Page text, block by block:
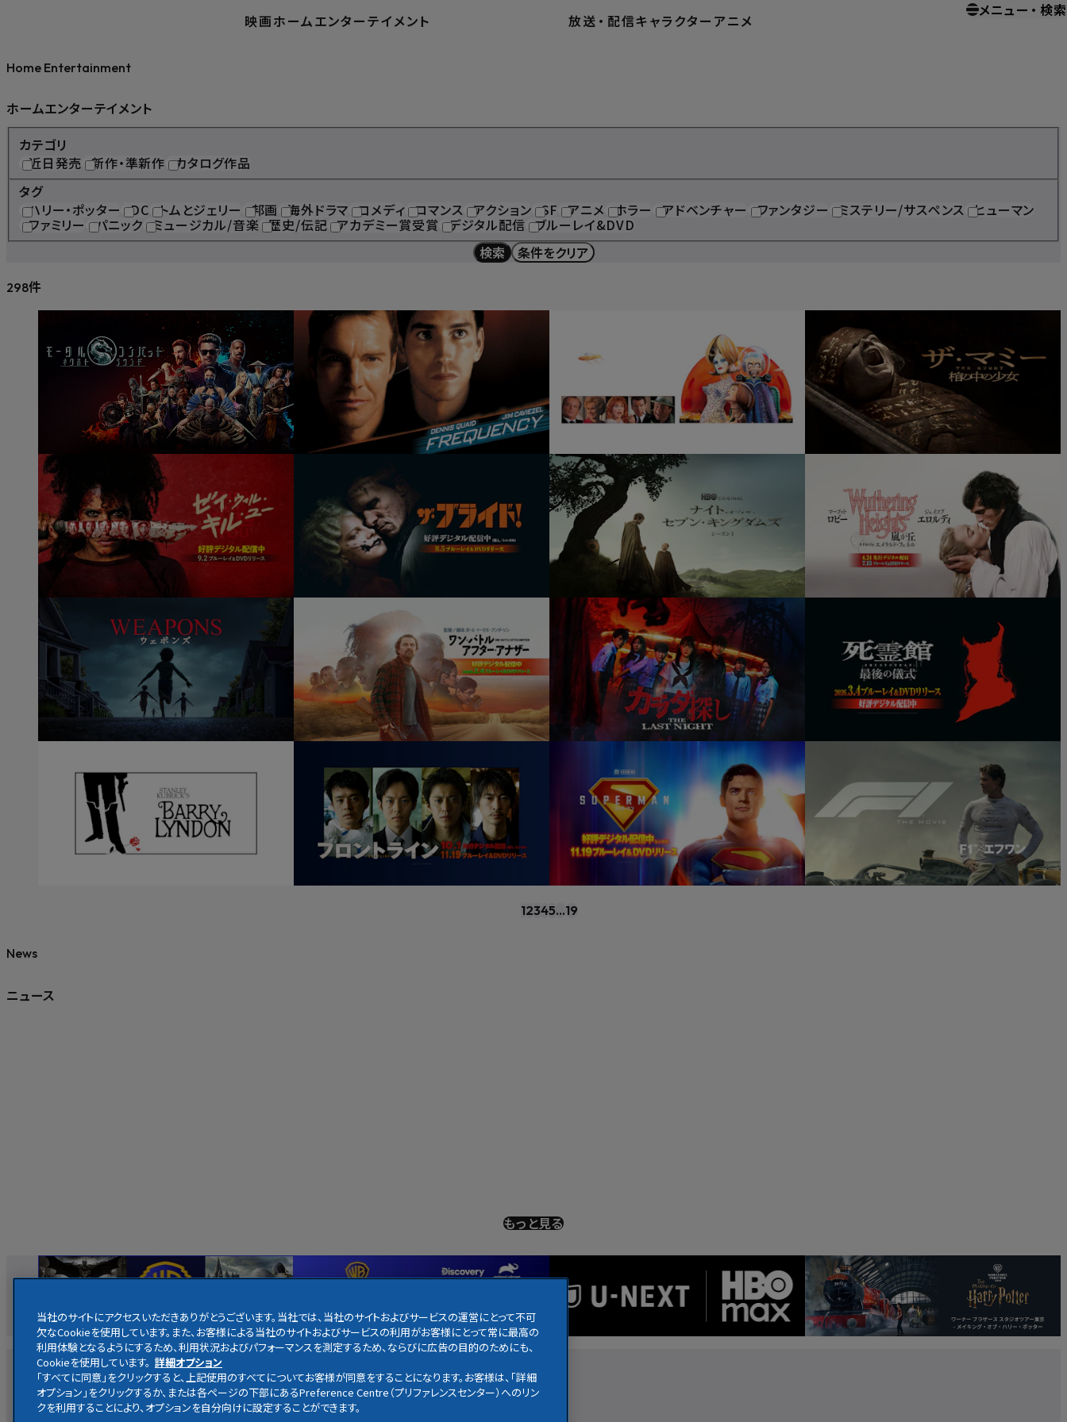
映画ホームエンターテイメント 放送 ・ 配信キャラクター アニメ
メニュー ・ 検索
Home Entertainment
ホームエンターテイメント
カテゴリ
近日発売 新作・準新作 カタログ作品
タグ
ハリー・ポッター
DC トムとジェリー 邦画 海外ドラマ コメディ ロマンス アクション SF アニメ ホラー アドベンチャー ファンタジー ミステリー/サスペンス ヒューマン
ファミリー パニック ミュージカル/音楽 歴史/伝記 アカデミー賞受賞 デジタル配信 ブルーレイ&DVD
検索
条件をクリア
298件
12345...19
News
ニュース
もっと見る
映画ホームエンターテイメント放送・配信キャラクターアニメニュースお知らせ
ハリー・ポッター公式サイト
当社のサイトにアクセスいただきありがとうございます。当社では、当社のサイトおよびサービスの運営にとって不可
欠なCookieを使用しています。また、お客様による当社のサイトおよびサービスの利用がお客様にとって常に最高の
利用体験となるようにするため、利用状況およびパフォーマンスを測定するため、ならびに広告の目的のためにも、
Cookieを使用しています。 詳細オプション
「すべてに同意」をクリックすると、上記使用のすべてについてお客様が同意をすることになります。お客様は、「詳細
オプション」をクリックするか、または各ページの下部にあるPreference Centre（プリファレンスセンター）へのリン
クを利用することにより、オプションを自分向けに設定することができます。